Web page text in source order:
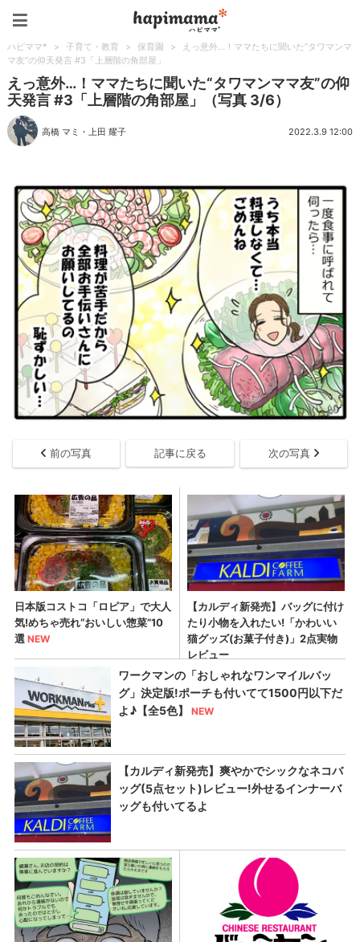
ハピママ* > 子育て・教育 > 保育園 >
えっ意外…！ママたちに聞いた“タワマンマ
マ友”の仰天発言 #3「上層階の角部屋」
えっ意外…！ママたちに聞いた“タワマンママ友”の仰
天発言 #3「上層階の角部屋」（写真 3/6）
高橋 マミ ・上田 耀子 2022.3.9 12:00
前の写真 記事に戻る 次の写真